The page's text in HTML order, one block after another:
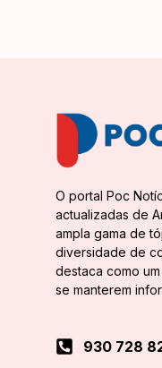
O portal Poc
actualizadas de
ampla gama de
diversidade de
destaca como
se manterem
930 728